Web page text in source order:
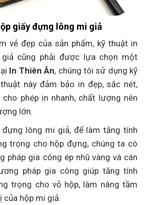
giấy đựng lông mi giả
vẻ đẹp của sản phẩm, kỹ thuật in
cũng phải được lựa chọn một
In Thiên Ân, chúng tôi sử dụng kỹ
này đảm bảo in đẹp, sắc nét,
phép in nhanh, chất lượng nên
lớn.
đựng lông mi giả, để làm tăng tính
trọng cho hộp đựng, chúng ta có
pháp gia công ép nhũ vàng và cán
pháp gia công giúp tăng tính
trọng cho vỏ hộp, làm nâng tầm
của hộp mi giả.